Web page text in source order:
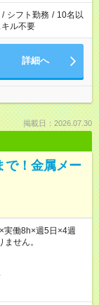
/ シフト勤務 / 10名以
ル不要
詳細へ
掲載日：2026.07.30
で！金属メー
働8h×週5日×4週
せん。